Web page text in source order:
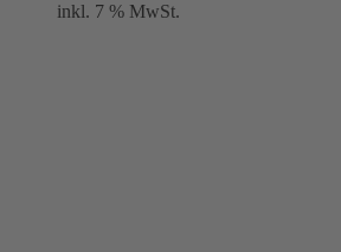
inkl. 7 % MwSt.